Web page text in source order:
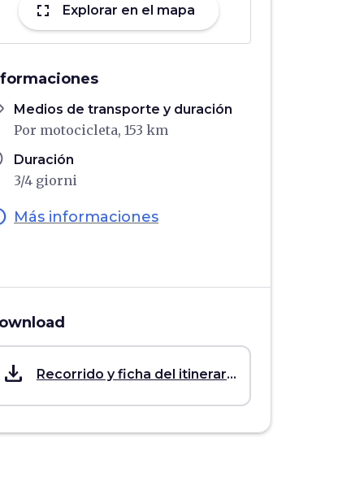
fullscreen Explorar en el mapa
Medios de transporte y duración
Por motocicleta, 153 km
Duración
3/4 giorni
Más informaciones
save_alt Recorrido y ficha del itinerario